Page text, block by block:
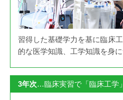
習得した基礎学力を基に臨床
的な医学知識、工学知識を身に
3年次…臨床実習で「臨床工学